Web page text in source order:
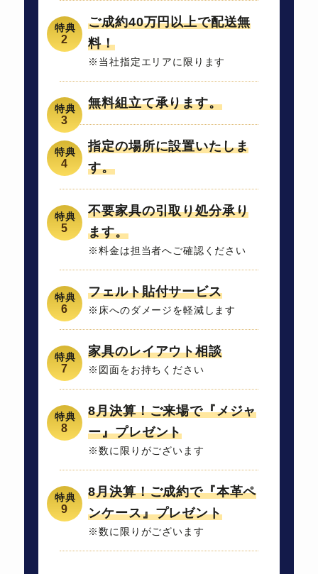
ご成約40万円以上で配送無
料！
※当社指定エリアに限ります
無料組立て承ります。
指定の場所に設置いたしま
す。
不要家具の引取り処分承り
ます。
※料金は担当者へご確認ください
フェルト貼付サービス
※床へのダメージを軽減します
家具のレイアウト相談
※図面をお持ちください
8月決算！ご来場で『メジャ
ー』プレゼント
※数に限りがございます
8月決算！ご成約で『本革ペ
ンケース』プレゼント
※数に限りがございます